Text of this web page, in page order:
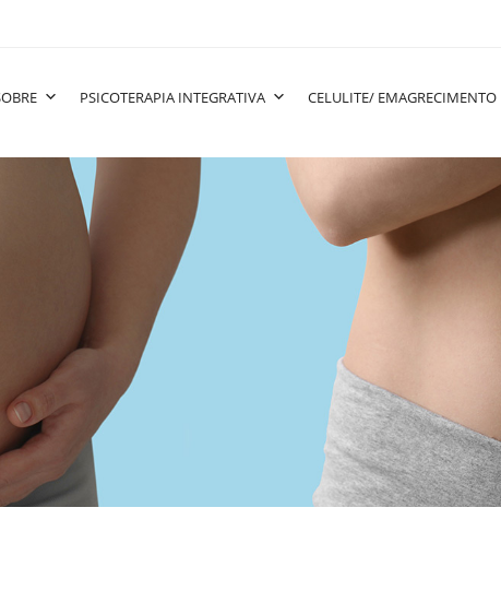
PSICOTERAPIA INTEGRATIVA CELULITE/ EMAGRECIMENTO